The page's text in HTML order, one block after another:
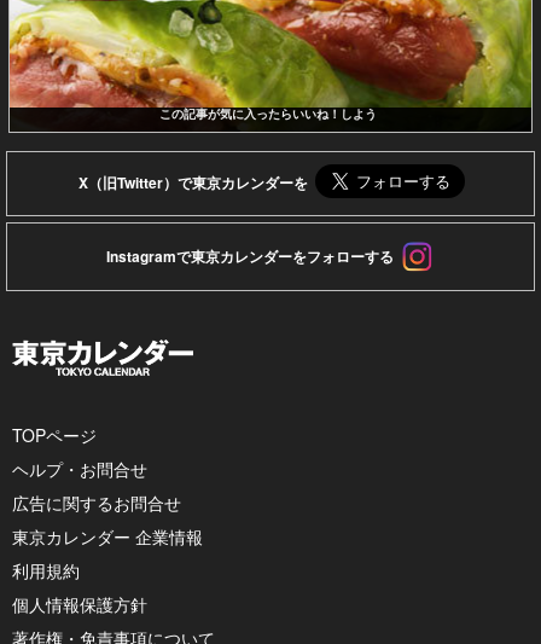
この記事が気に入ったらいいね！しよう
X（旧Twitter）で東京カレンダーを
Instagramで東京カレンダーをフォローする
TOPページ
ヘルプ・お問合せ
広告に関するお問合せ
東京カレンダー 企業情報
利用規約
個人情報保護方針
著作権・免責事項について